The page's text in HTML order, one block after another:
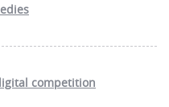
competition